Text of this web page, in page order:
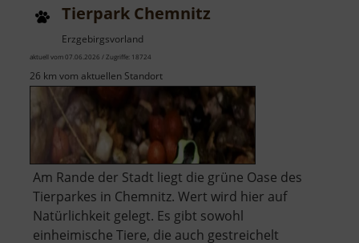
Tierpark Chemnitz
Erzgebirgsvorland
aktuell vom 07.06.2026 / Zugriffe: 18724
26 km vom aktuellen Standort
Am Rande der Stadt liegt die grüne Oase des
Tierparkes in Chemnitz. Wert wird hier auf
Natürlichkeit gelegt. Es gibt sowohl
einheimische Tiere, die auch gestreichelt